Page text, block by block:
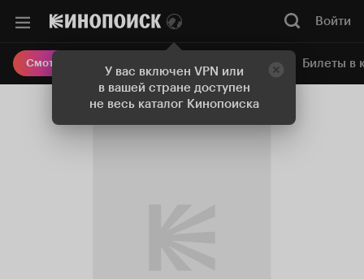
У вас включен VPN или
в вашей стране доступен
не весь каталог Кинопоиска
Войти
Смотреть кино Онлайн-кинотеатр Билеты в